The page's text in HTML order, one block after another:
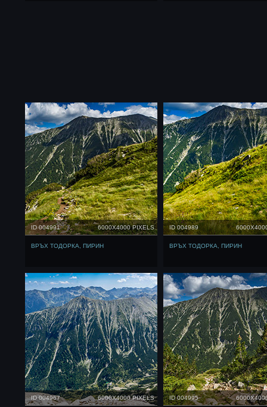
ID 004991 6000X4000 PIXELS
ВРЪХ ТОДОРКА, ПИРИН
ID 004989
ВРЪХ ТОДОРКА, ПИРИН
ID 004967 6000X4000 PIXELS ID 004995